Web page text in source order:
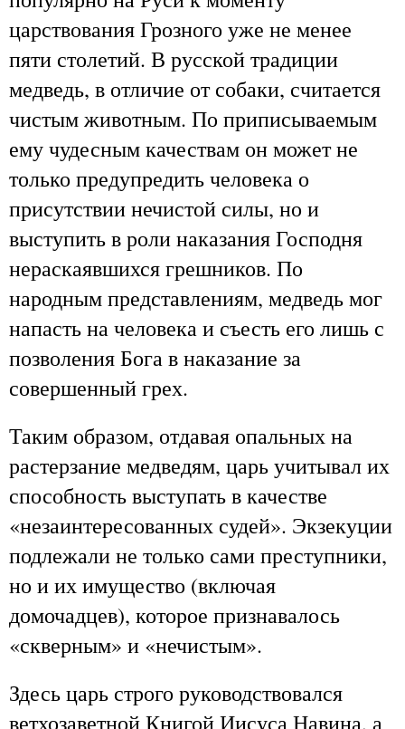
царствования Грозного уже не менее
пяти столетий. В русской традиции
медведь, в отличие от собаки, считается
чистым животным. По приписываемым
ему чудесным качествам он может не
только предупредить человека о
присутствии нечистой силы, но и
выступить в роли наказания Господня
нераскаявшихся грешников. По
народным представлениям, медведь мог
напасть на человека и съесть его лишь с
позволения Бога в наказание за
совершенный грех.
Таким образом, отдавая опальных на
растерзание медведям, царь учитывал их
способность выступать в качестве
«незаинтересованных судей». Экзекуции
подлежали не только сами преступники,
но и их имущество (включая
домочадцев), которое признавалось
«скверным» и «нечистым».
Здесь царь строго руководствовался
ветхозаветной Книгой Иисуса Навина, а